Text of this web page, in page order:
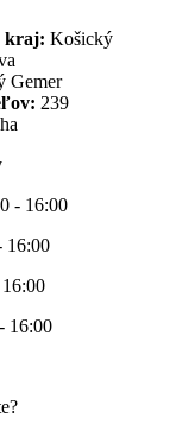
kraj: Košický
Gemer
239
- 16:00
16:00
16:00